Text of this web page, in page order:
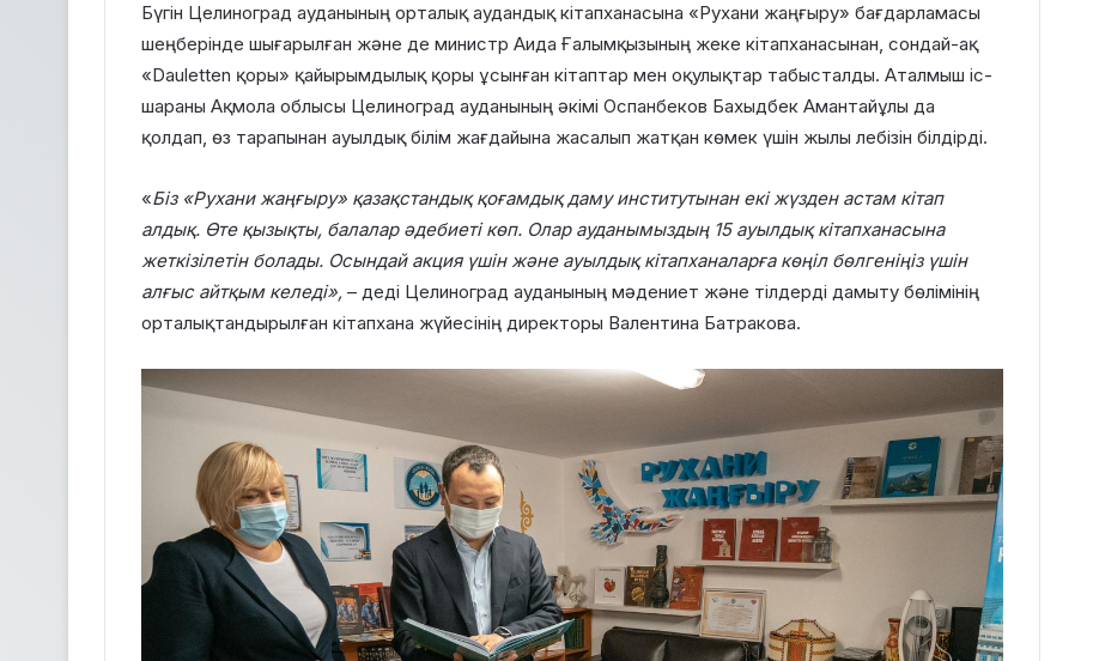
Бүгін Целиноград ауданының орталық аудандық кітапханасына «Рухани жаңғыру» бағдарламасы
шеңберінде шығарылған және де министр Аида Ғалымқызының жеке кітапханасынан, сондай-ақ
«Dauletten қоры» қайырымдылық қоры ұсынған кітаптар мен оқулықтар табысталды. Аталмыш іс-
шараны Ақмола облысы Целиноград ауданының әкімі Оспанбеков Бахыдбек Амантайұлы да
қолдап, өз тарапынан ауылдық білім жағдайына жасалып жатқан көмек үшін жылы лебізін білдірді.
«Біз «Рухани жаңғыру» қазақстандық қоғамдық даму институтынан екі жүзден астам кітап
алдық. Өте қызықты, балалар әдебиеті көп. Олар ауданымыздың 15 ауылдық кітапханасына
жеткізілетін болады. Осындай акция үшін және ауылдық кітапханаларға көңіл бөлгеніңіз үшін
алғыс айтқым келеді», – деді Целиноград ауданының мәдениет және тілдерді дамыту бөлімінің
орталықтандырылған кітапхана жүйесінің директоры Валентина Батракова.